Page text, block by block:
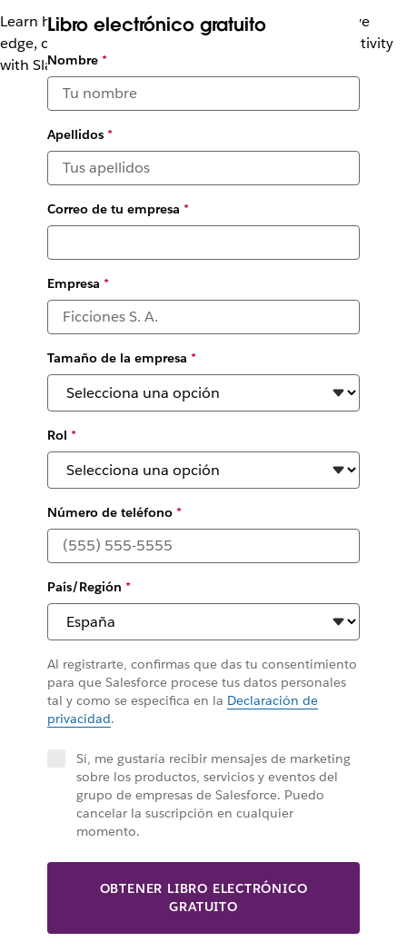
Learn how media organizations can gain a competitive
edge, create quality content faster, and boost productivity
with Slack
Libro electrónico gratuito
Nombre*
Apellidos*
Correo de tu empresa *
Empresa *
Tamaño de la empresa *
Rol *
Número de teléfono*
País/Región *
Al registrarte, confirmas que das tu consentimiento
para que Salesforce procese tus datos personales
tal y como se especifica en la Declaración de
privacidad.
Sí, me gustaría recibir mensajes de marketing
sobre los productos, servicios y eventos del
grupo de empresas de Salesforce. Puedo
cancelar la suscripción en cualquier
momento.
OBTENER LIBRO ELECTRÓNICO
GRATUITO